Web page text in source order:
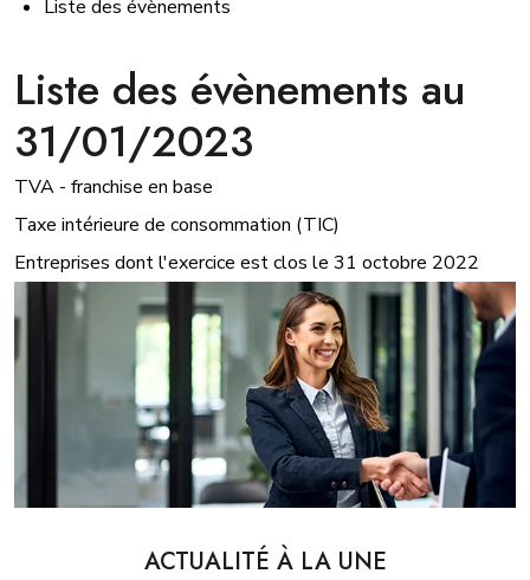
Liste des évènements
Liste des évènements au
31/01/2023
TVA - franchise en base
Taxe intérieure de consommation (TIC)
Entreprises dont l'exercice est clos le 31 octobre 2022
ACTUALITÉ À LA UNE